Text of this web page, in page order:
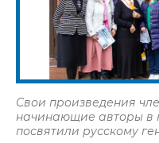
Свои произведения
начинающие авторы в
посвятили русскому